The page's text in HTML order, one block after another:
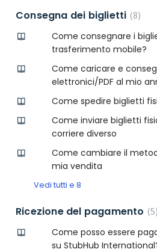
Consegna dei biglietti 8
Come consegnare i
trasferimento mobile?
Come caricare e
elettronici/PDF al mio
Come spedire biglietti
Come inviare biglietti
corriere diverso
Come cambiare il
mia vendita
Vedi tutti e 8
Ricezione del pagamento
5
Come posso essere
su StubHub